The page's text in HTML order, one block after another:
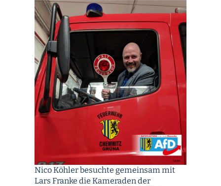
Nico Köhler besuchte gemeinsam mit
Lars Franke die Kameraden der